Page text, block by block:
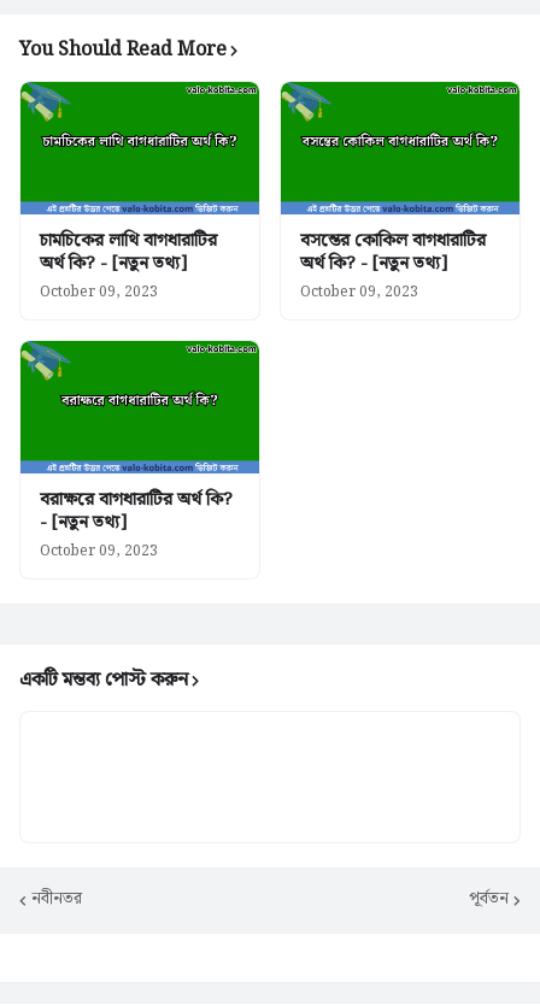
You Should Read More
চামচিকের লাথি বাগধারাটির
অর্থ কি? - [নতুন তথ্য]
October 09, 2023
বসন্তের কোকিল বাগধারাটির
অর্থ কি? - [নতুন তথ্য]
October 09, 2023
বরাক্ষরে বাগধারাটির অর্থ কি?
- [নতুন তথ্য]
October 09, 2023
একটি মন্তব্য পোস্ট করুন
নবীনতর পূর্বতন